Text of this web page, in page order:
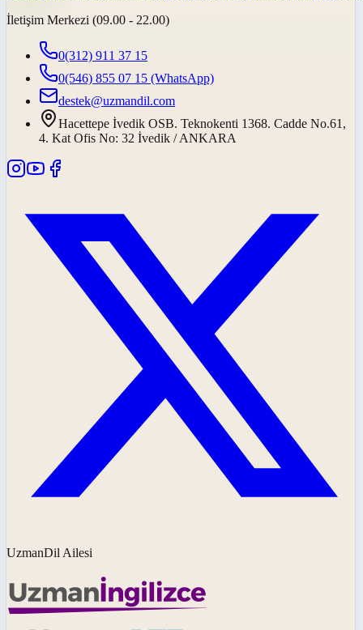
İletişim Merkezi (09.00 - 22.00)
0(312) 911 37 15
0(546) 855 07 15 (WhatsApp)
destek@uzmandil.com
Hacettepe İvedik OSB. Teknokenti 1368. Cadde No.61,
4. Kat Ofis No: 32 İvedik / ANKARA
UzmanDil Ailesi